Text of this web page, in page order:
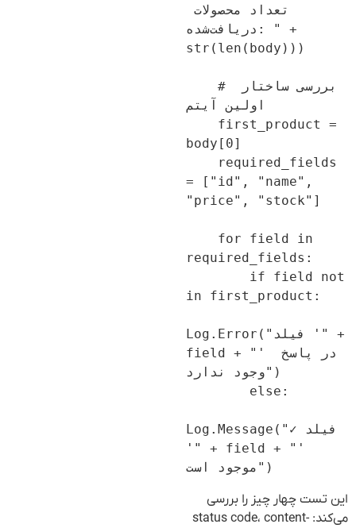
تعداد محصولات
دریافت‌شده: " +
str(len(body)))
    # بررسی ساختار
اولین آیتم
    first_product =
body[0]
    required_fields
= ["id", "name",
"price", "stock"]
    for field in
required_fields:
        if field not
in first_product:
Log.Error("فیلد '" +
field + "' در پاسخ
وجود ندارد")
        else:
Log.Message("✓ فیلد
'" + field + "'
این تست چهار چیز را بررسی
می‌کند: status code، content-